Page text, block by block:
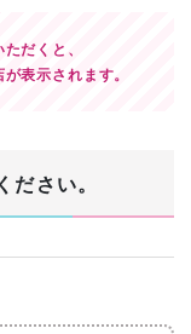
だくと、
表示されます。
さい。